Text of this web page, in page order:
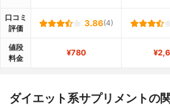
口コミ
評価
3.86(4)
値段
料金
¥780
ダイエット系サプリメントの